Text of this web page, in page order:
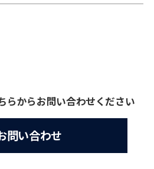
らからお問い合わせください
問い合わせ